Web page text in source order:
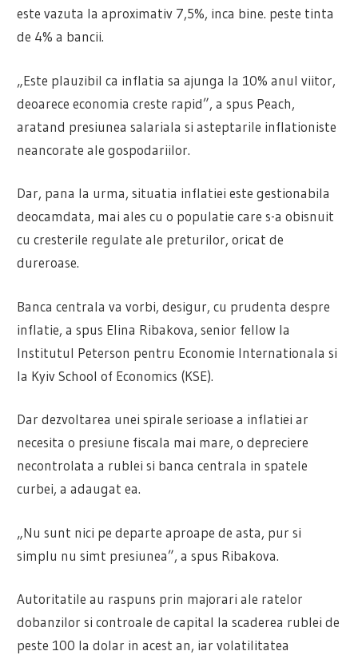
este vazuta la aproximativ 7,5%, inca bine. peste tinta
de 4% a bancii.
„Este plauzibil ca inflatia sa ajunga la 10% anul viitor,
deoarece economia creste rapid”, a spus Peach,
aratand presiunea salariala si asteptarile inflationiste
neancorate ale gospodariilor.
Dar, pana la urma, situatia inflatiei este gestionabila
deocamdata, mai ales cu o populatie care s-a obisnuit
cu cresterile regulate ale preturilor, oricat de
dureroase.
Banca centrala va vorbi, desigur, cu prudenta despre
inflatie, a spus Elina Ribakova, senior fellow la
Institutul Peterson pentru Economie Internationala si
la Kyiv School of Economics (KSE).
Dar dezvoltarea unei spirale serioase a inflatiei ar
necesita o presiune fiscala mai mare, o depreciere
necontrolata a rublei si banca centrala in spatele
curbei, a adaugat ea.
„Nu sunt nici pe departe aproape de asta, pur si
simplu nu simt presiunea”, a spus Ribakova.
Autoritatile au raspuns prin majorari ale ratelor
dobanzilor si controale de capital la scaderea rublei de
peste 100 la dolar in acest an, iar volatilitatea